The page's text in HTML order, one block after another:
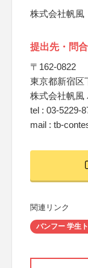
株式会社帆風
提出先・問
〒162-0822
東京都新宿区
株式会社帆風
tel : 03-5229-
mail : tb-
関連リンク
バンフー 学生